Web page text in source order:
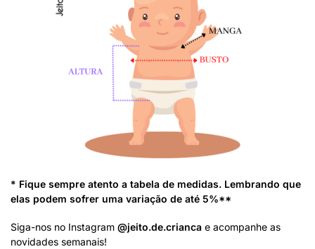
* Fique sempre atento a tabela de medidas. Lembrando que
elas podem sofrer uma variação de até 5%**
Siga-nos no Instagram @jeito.de.crianca e acompanhe as
novidades semanais!